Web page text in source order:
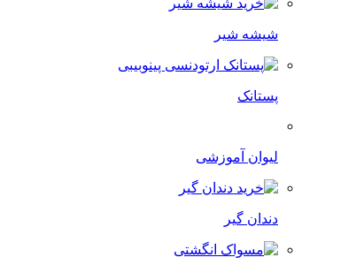
شیشه شیر
پستانک
لیوان آموزشی
دندان گیر